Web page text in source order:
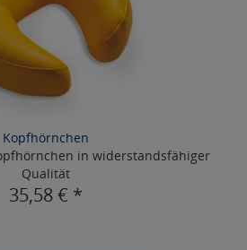
Kopfhörnchen
in widerstandsfähiger
Qualität
35,58 € *